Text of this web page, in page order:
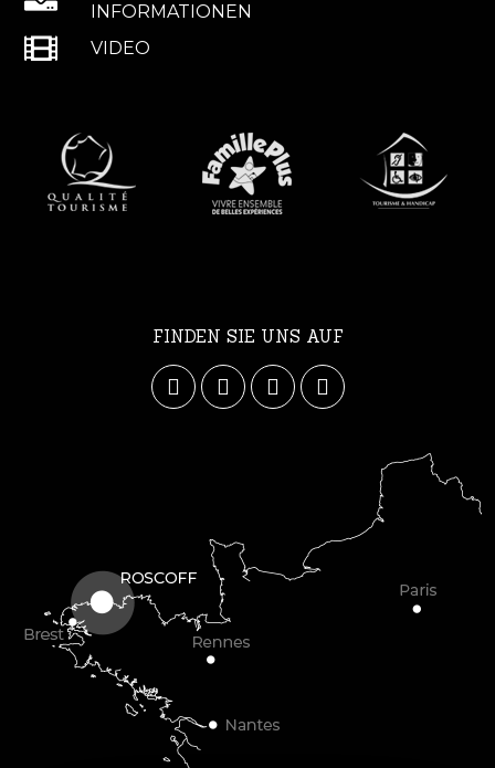
INFORMATIONEN
VIDEO
FINDEN SIE UNS AUF